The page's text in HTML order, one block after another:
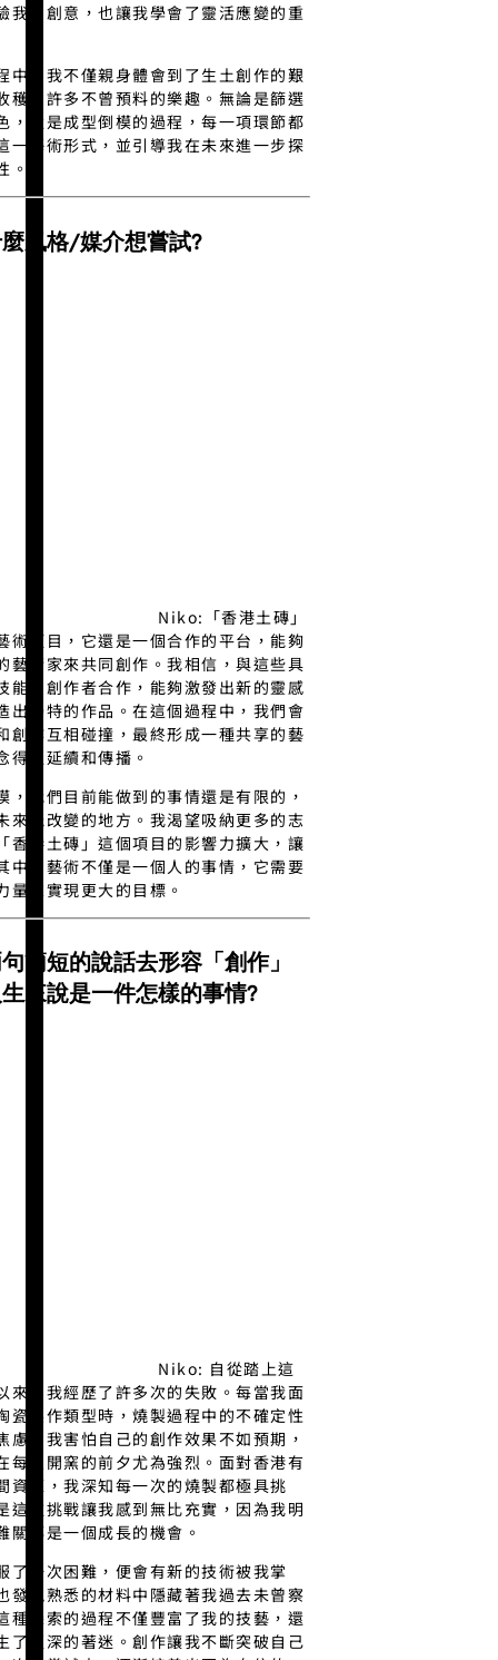
我的創意，也讓我學會了靈活應變的重
中，我不僅親身體會到了生土創作的艱
穫了許多不曾預料的樂趣。無論是篩選
，還是成型倒模的過程，每一項環節都
一藝術形式，並引導我在未來進一步探
。
風格/媒介想嘗試?
Niko:「香港土磚」
術項目，它還是一個合作的平台，能夠
藝術家來共同創作。我相信，與這些具
能的創作者合作，能夠激發出新的靈感
出獨特的作品。在這個過程中，我們會
創作互相碰撞，最終形成一種共享的藝
得以延續和傳播。
，我們目前能做到的事情還是有限的，
來能改變的地方。我渴望吸納更多的志
香港土磚」這個項目的影響力擴大，讓
中。藝術不僅是一個人的事情，它需要
量來實現更大的目標。
簡短的說話去形容「創作」
來說是一件怎樣的事情?
Niko: 自從踏上這
來，我經歷了許多次的失敗。每當我面
瓷製作類型時，燒製過程中的不確定性
慮。我害怕自己的創作效果不如預期，
每次開窯的前夕尤為強烈。面對香港有
資源，我深知每一次的燒製都極具挑
這種挑戰讓我感到無比充實，因為我明
關都是一個成長的機會。
了一次困難，便會有新的技術被我掌
發現熟悉的材料中隱藏著我過去未曾察
種探索的過程不僅豐富了我的技藝，還
了更深的著迷。創作讓我不斷突破自己